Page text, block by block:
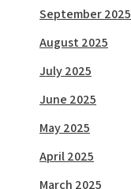
September 2025
August 2025
July 2025
June 2025
May 2025
April 2025
March 2025